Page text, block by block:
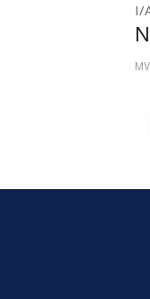
I/